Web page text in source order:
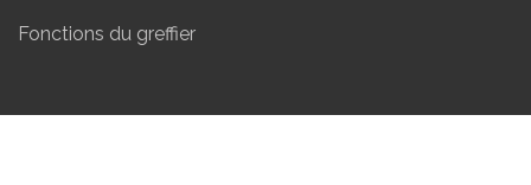
Fonctions du greffier